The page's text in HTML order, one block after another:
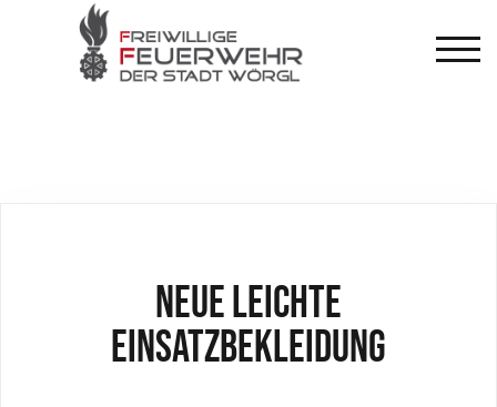
Neue leichte
Einsatzbekleidung